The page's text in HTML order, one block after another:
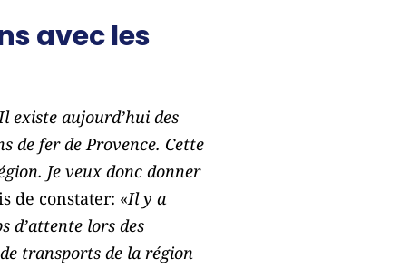
avec les
existe aujourd’hui des
de fer de Provence. Cette
Je veux donc donner
de constater: «Il y a
d’attente lors des
transports de la région